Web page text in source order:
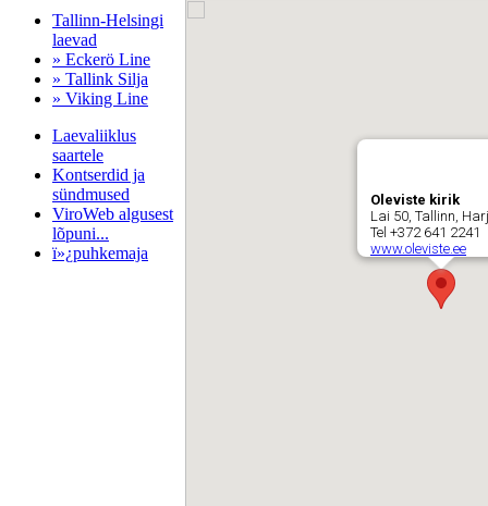
Tallinn-Helsingi
laevad
» Eckerö Line
» Tallink Silja
» Viking Line
Laevaliiklus
saartele
Kontserdid ja
sündmused
ViroWeb algusest
lõpuni...
ï»¿puhkemaja
Oleviste kirik
Lai 50, Tallinn,
Tel +372 641 2241
www.oleviste.ee